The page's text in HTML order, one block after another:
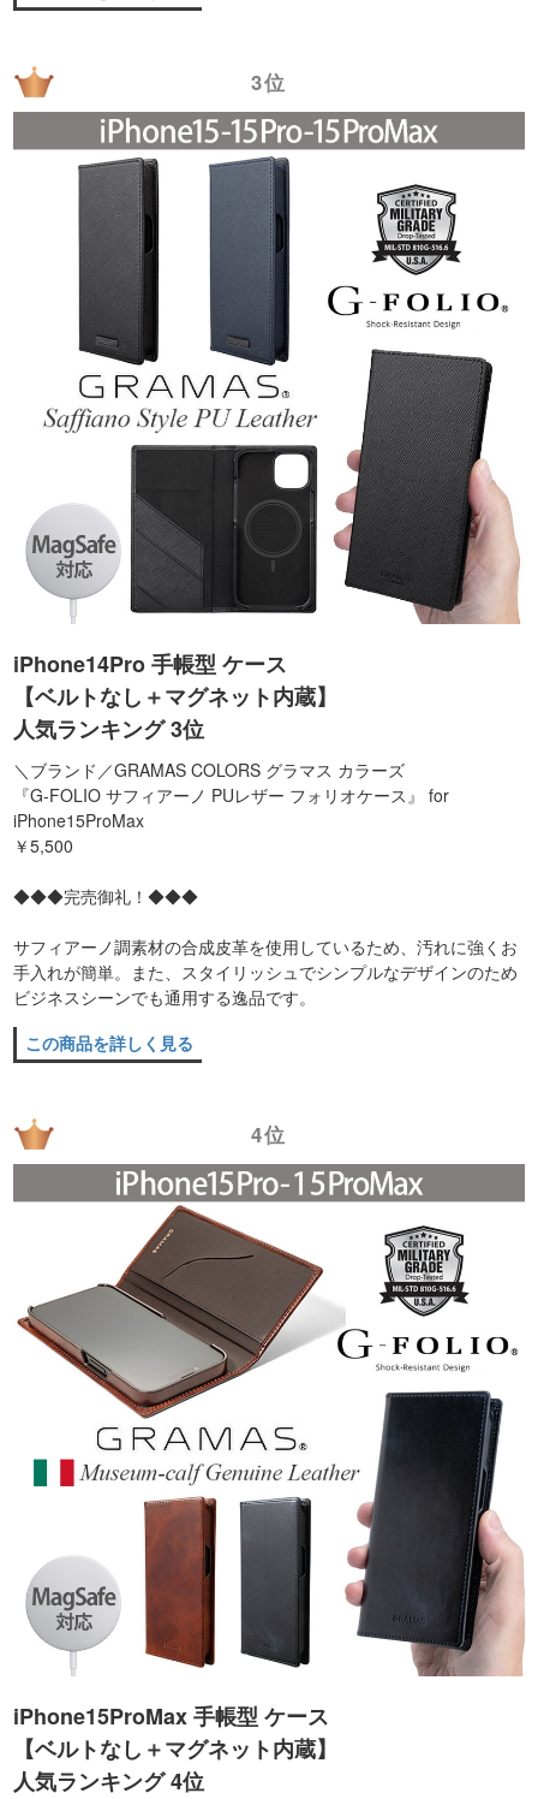
3位
iPhone14Pro 手帳型 ケース
【ベルトなし＋マグネット内蔵】
人気ランキング 3位
＼ブランド／GRAMAS COLORS グラマス カラーズ
『G-FOLIO サフィアーノ PUレザー フォリオケース』 for
iPhone15ProMax
￥5,500
◆◆◆完売御礼！◆◆◆
サフィアーノ調素材の合成皮革を使用しているため、汚れに強くお
手入れが簡単。また、スタイリッシュでシンプルなデザインのため
ビジネスシーンでも通用する逸品です。
この商品を詳しく見る
4位
iPhone15ProMax 手帳型 ケース
【ベルトなし＋マグネット内蔵】
人気ランキング 4位